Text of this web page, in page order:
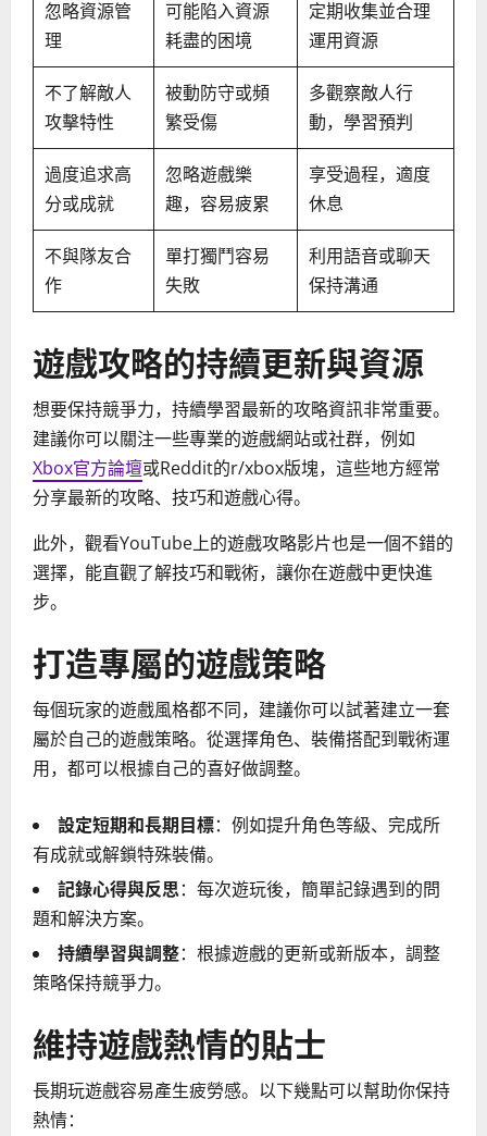
忽略資源管
理
可能陷入資源
耗盡的困境
定期收集並合理
運用資源
不了解敵人
攻擊特性
被動防守或頻
繁受傷
多觀察敵人行
動，學習預判
過度追求高
分或成就
忽略遊戲樂
趣，容易疲累
享受過程，適度
休息
不與隊友合
作
單打獨鬥容易
失敗
利用語音或聊天
保持溝通
遊戲攻略的持續更新與資源
想要保持競爭力，持續學習最新的攻略資訊非常重要。
建議你可以關注一些專業的遊戲網站或社群，例如
Xbox官方論壇或Reddit的r/xbox版塊，這些地方經常
分享最新的攻略、技巧和遊戲心得。
此外，觀看YouTube上的遊戲攻略影片也是一個不錯的
選擇，能直觀了解技巧和戰術，讓你在遊戲中更快進
步。
打造專屬的遊戲策略
每個玩家的遊戲風格都不同，建議你可以試著建立一套
屬於自己的遊戲策略。從選擇角色、裝備搭配到戰術運
用，都可以根據自己的喜好做調整。
設定短期和長期目標：例如提升角色等級、完成所
有成就或解鎖特殊裝備。
記錄心得與反思：每次遊玩後，簡單記錄遇到的問
題和解決方案。
持續學習與調整：根據遊戲的更新或新版本，調整
策略保持競爭力。
維持遊戲熱情的貼士
長期玩遊戲容易產生疲勞感。以下幾點可以幫助你保持
熱情：